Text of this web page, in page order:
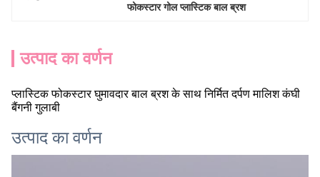
फोकस्टार गोल प्लास्टिक बाल ब्रश
उत्पाद का वर्णन
प्लास्टिक फोकस्टार घुमावदार बाल ब्रश के साथ निर्मित दर्पण मालिश कंघी
बैंगनी गुलाबी
उत्पाद का वर्णन